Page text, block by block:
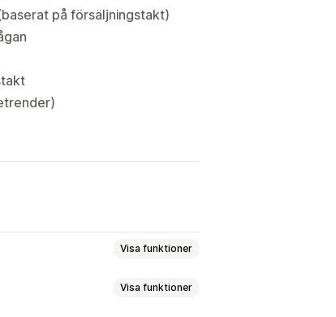
på försäljningstakt)
Visa funktioner
Visa funktioner